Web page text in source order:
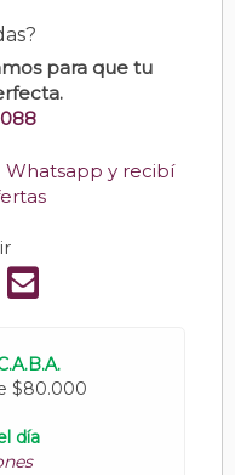
para que tu
Whatsapp y recibí
$80.000
día